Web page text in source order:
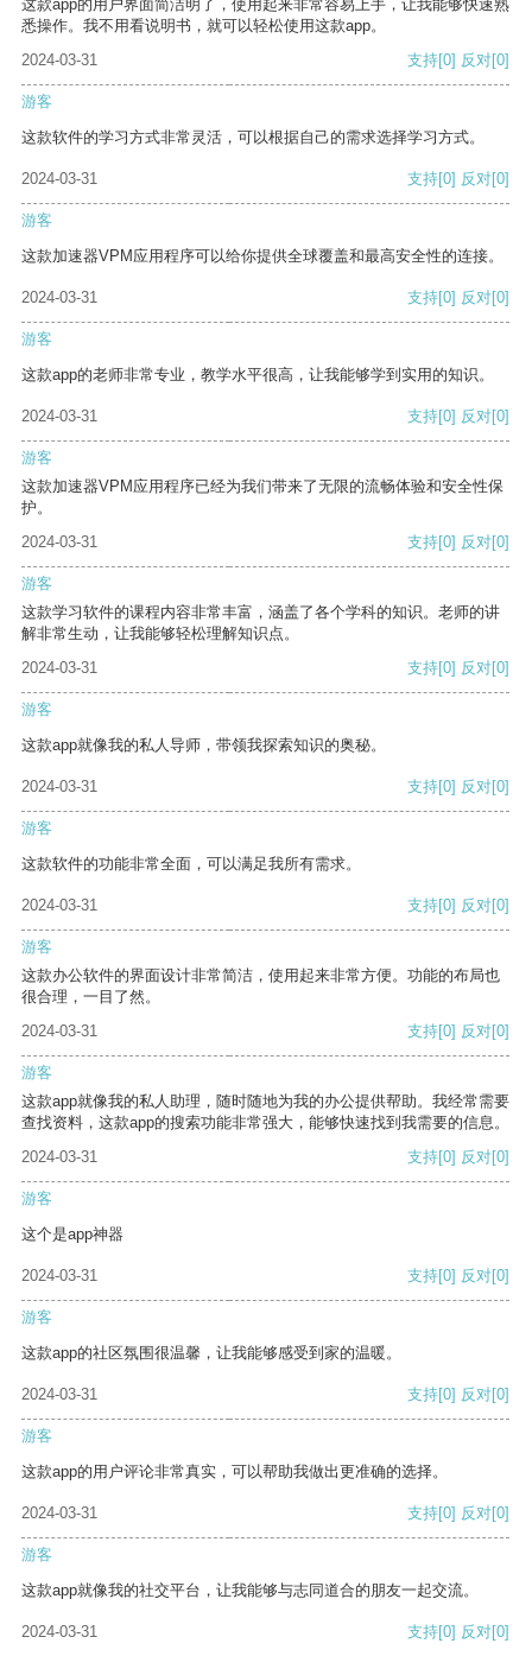
这款app的用户界面简洁明了，使用起来非常容易上手，让我能够快速熟
悉操作。我不用看说明书，就可以轻松使用这款app。
2024-03-31
支持[0] 反对[0]
游客
这款软件的学习方式非常灵活，可以根据自己的需求选择学习方式。
2024-03-31 支持[0] 反对[0]
游客
这款加速器VPM应用程序可以给你提供全球覆盖和最高安全性的连接。
2024-03-31 支持[0] 反对[0]
游客
这款app的老师非常专业，教学水平很高，让我能够学到实用的知识。
2024-03-31 支持[0] 反对[0]
游客
这款加速器VPM应用程序已经为我们带来了无限的流畅体验和安全性保
护。
2024-03-31
支持[0] 反对[0]
游客
这款学习软件的课程内容非常丰富，涵盖了各个学科的知识。老师的讲
解非常生动，让我能够轻松理解知识点。
2024-03-31
支持[0] 反对[0]
游客
这款app就像我的私人导师，带领我探索知识的奥秘。
2024-03-31 支持[0] 反对[0]
游客
这款软件的功能非常全面，可以满足我所有需求。
2024-03-31 支持[0] 反对[0]
游客
这款办公软件的界面设计非常简洁，使用起来非常方便。功能的布局也
很合理，一目了然。
2024-03-31
支持[0] 反对[0]
游客
这款app就像我的私人助理，随时随地为我的办公提供帮助。我经常需要
查找资料，这款app的搜索功能非常强大，能够快速找到我需要的信息。
2024-03-31
支持[0] 反对[0]
游客
这个是app神器
2024-03-31 支持[0] 反对[0]
游客
这款app的社区氛围很温馨，让我能够感受到家的温暖。
2024-03-31 支持[0] 反对[0]
游客
这款app的用户评论非常真实，可以帮助我做出更准确的选择。
2024-03-31 支持[0] 反对[0]
游客
这款app就像我的社交平台，让我能够与志同道合的朋友一起交流。
2024-03-31 支持[0] 反对[0]